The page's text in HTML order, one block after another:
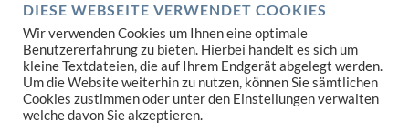
Impressum
AGB
Mediadaten
DIESE WEBSEITE VERWENDET COOKIES
Wir verwenden Cookies um Ihnen eine optimale
Benutzererfahrung zu bieten. Hierbei handelt es sich um
kleine Textdateien, die auf Ihrem Endgerät abgelegt werden.
Um die Website weiterhin zu nutzen, können Sie sämtlichen
Cookies zustimmen oder unter den Einstellungen verwalten
welche davon Sie akzeptieren.